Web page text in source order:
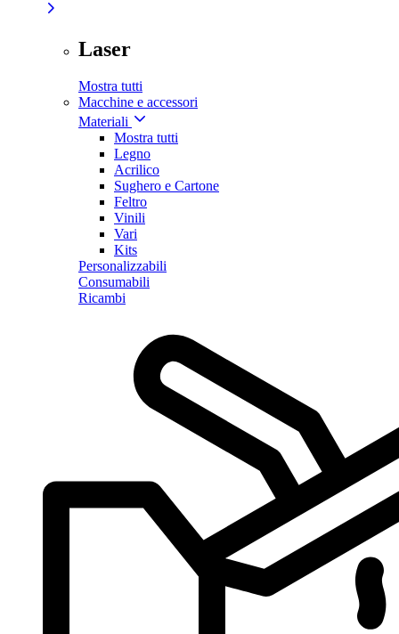
Laser
Mostra tutti
Macchine e accessori
Materiali
Mostra tutti
Legno
Acrilico
Sughero e Cartone
Feltro
Vinili
Vari
Kits
Personalizzabili
Consumabili
Ricambi